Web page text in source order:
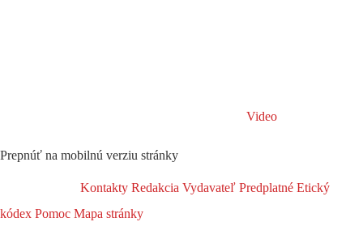
Video
Prepnúť na mobilnú verziu stránky
Kontakty Redakcia Vydavateľ Predplatné Etický
kódex Pomoc Mapa stránky